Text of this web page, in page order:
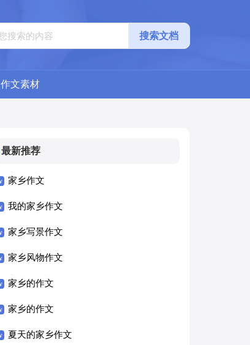
搜索文档
作文素材
最新推荐
家乡作文
我的家乡作文
家乡写景作文
家乡风物作文
家乡的作文
家乡的作文
夏天的家乡作文